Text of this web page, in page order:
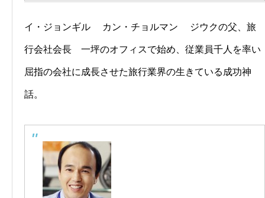
イ・ジョンギル カン・チョルマン ジウクの父、旅
行会社会長 一坪のオフィスで始め、従業員千人を率い
屈指の会社に成長させた旅行業界の生きている成功神
話。